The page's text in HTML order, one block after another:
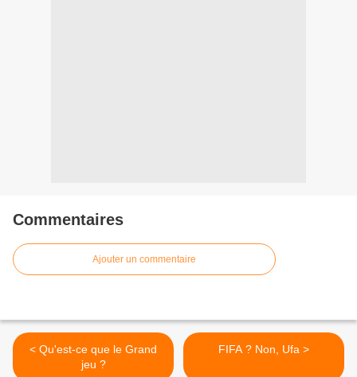
Commentaires
Ajouter un commentaire
< Qu'est-ce que le Grand
jeu ?
FIFA ? Non, Ufa >